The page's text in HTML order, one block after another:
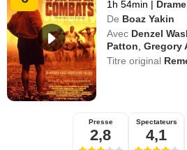
1h 54min | Drame
De Boaz Yakin
Avec Denzel
Patton ,Gregory
Titre original
Presse
2,8
Spectateurs
4,1